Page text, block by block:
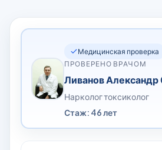
Медицинская проверка
ПРОВЕРЕНО ВРАЧОМ
Ливанов Александр
Нарколог токсиколог
Стаж: 46 лет